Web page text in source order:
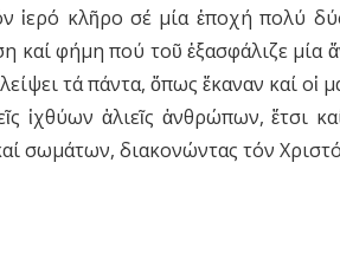
ἱερό κλῆρο σέ μία ἐποχή πολύ
καί φήμη πού τοῦ ἐξασφάλιζε μία
τά πάντα, ὅπως ἔκαναν καί
ἰχθύων ἁλιεῖς ἀνθρώπων, ἔτσι
σωμάτων, διακονώντας τόν